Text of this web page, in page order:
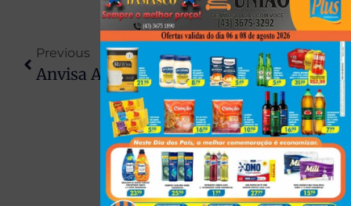
Previous
Anvisa Autoriza Uso Do Mounjaro Para Crianças A Partir De 10 Anos Com Diabetes Tipo 2
Next
Comissão Aprova Proibição De Radares De Trânsito Escondidos, Inclusive Os Portáteis